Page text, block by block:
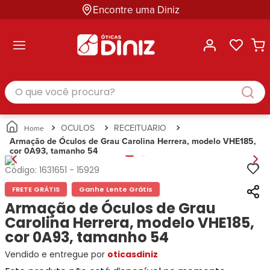
Encontre uma Diniz
Masculino
Feminino
Infantil
Unissex
Busque
Por
Marcas
Ana
Hickmann
Bulget
Miu-
Miu
Guess
Lacoste
Categorias
Masculino
Feminino
Infantil
Unissex
Busque
Por
Marcas
Ray-
Ban
Prada
Ana
Hickmann
Tecnol
Correntes
para
Óculos
Estojos
para
Óculos
Soluções
e
Cuidados
Busque
Ray-
Ban
Prada
Exchange
Tommy
Hilfiger
Ana
Hickmann
Guess
Speedo
Categoria
Armações
de Óculos
Óculos
de Sol
Corrente
para
Estojo
para
Óculos
Gênero
Masculino
Feminino
O que você procura?
OCULOS
RECEITUARIO
Armação de Óculos de Grau Carolina Herrera, modelo VHE185,
cor 0A93, tamanho 54
Código: 1631651 - 15929
FRETE GRÁTIS Ganhe Lente Grátis
Armação de Óculos de Grau
Carolina Herrera, modelo VHE185,
cor 0A93, tamanho 54
Vendido e entregue por oticasdiniz